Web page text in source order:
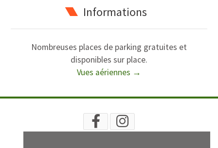
Informations
Nombreuses places de parking gratuites et
disponibles sur place.
Vues aériennes →